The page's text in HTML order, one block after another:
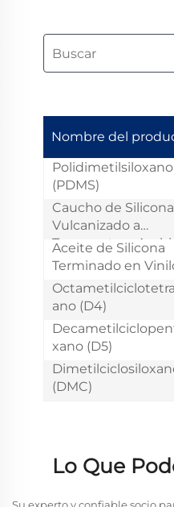
Nombre del
Polidimetilsiloxano
(PDMS)
Caucho de Silicona
Vulcanizado a
Temperatura
(Polímero OH)
Aceite de Silicona
Terminado en
ano (D4)
xano (D5)
(DMC)
Lo Que